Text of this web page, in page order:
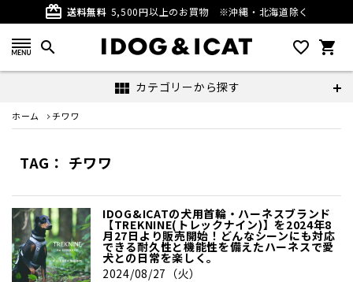
card_giftcard 送料無料 5,500円以上のお買物 ※沖縄・北海道除く
search favorite_outline shopping_cart
view_module カテゴリーから探す
ホーム チワワ
TAG： チワワ
IDOG&ICATの犬用首輪・ハーネスブランド
【TREKNINE(トレックナイン)】を2024年8
月27日より販売開始！どんなシーンにも対応
できる耐久性と機能性を備えたハーネスで愛
犬との日常を楽しく。
2024/08/27（火）